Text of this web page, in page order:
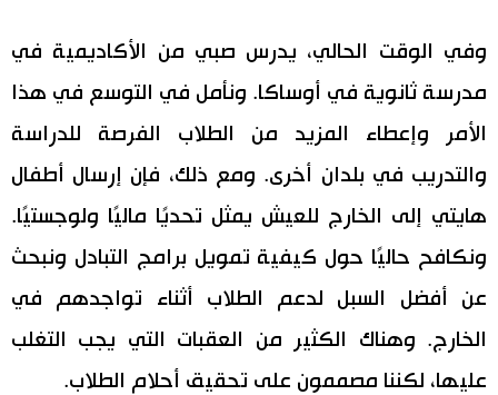
وفي الوقت الحالي، يدرس صبي من الأكاديمية في
مدرسة ثانوية في أوساكا. ونأمل في التوسع في هذا
الأمر وإعطاء المزيد من الطلاب الفرصة للدراسة
والتدريب في بلدان أخرى. ومع ذلك، فإن إرسال أطفال
هايتي إلى الخارج للعيش يمثل تحديًا ماليًا ولوجستيًا.
ونكافح حاليًا حول كيفية تمويل برامج التبادل ونبحث
عن أفضل السبل لدعم الطلاب أثناء تواجدهم في
الخارج. وهناك الكثير من العقبات التي يجب التغلب
عليها، لكننا مصممون على تحقيق أحلام الطلاب.